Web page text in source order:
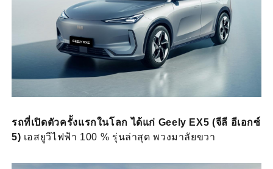
รถที่เปิดตัวครั้งแรกในโลก ได้แก่ Geely EX5 (จีลี อีเอกซ์
5) เอสยูวีไฟฟ้า 100 % รุ่นล่าสุด พวงมาลัยขวา